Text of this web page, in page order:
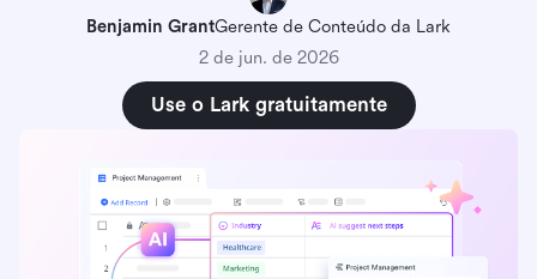
Benjamin GrantGerente de Conteúdo da Lark
2 de jun. de 2026
Use o Lark gratuitamente